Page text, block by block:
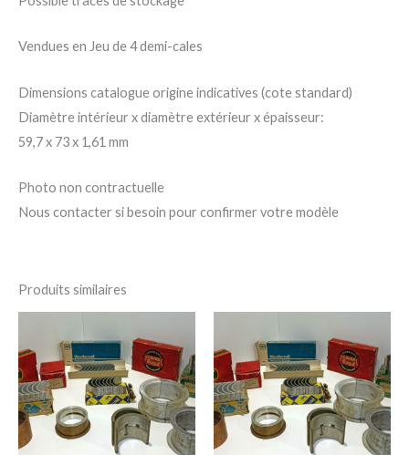
Vendues en Jeu de 4 demi-cales
Dimensions catalogue origine indicatives (cote standard)
Diamètre intérieur x diamètre extérieur x épaisseur:
59,7 x 73 x 1,61 mm
Photo non contractuelle
Nous contacter si besoin pour confirmer votre modèle
Produits similaires
produit
a
plusieurs
variations.
Les
a